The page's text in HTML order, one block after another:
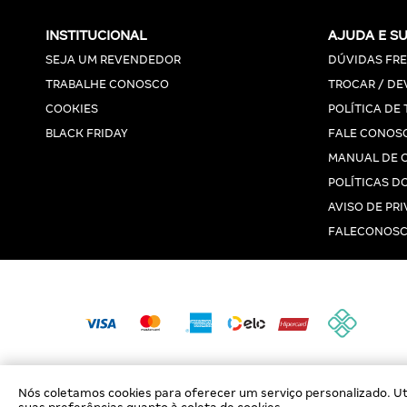
INSTITUCIONAL
SEJA UM REVENDEDOR
TRABALHE CONOSCO
COOKIES
BLACK FRIDAY
AJUDA E
DÚVIDAS
TROCAR /
POLÍTICA DE
FALE
MANUAL DE
POLÍTICAS
AVISO DE
Nós coletamos cookies para oferecer um serviço personalizado.